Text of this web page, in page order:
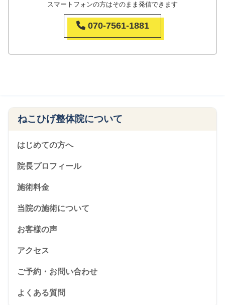
スマートフォンの方はそのまま発信できます
070-7561-1881
ねこひげ整体院について
はじめての方へ
院長プロフィール
施術料金
当院の施術について
お客様の声
アクセス
ご予約・お問い合わせ
よくある質問